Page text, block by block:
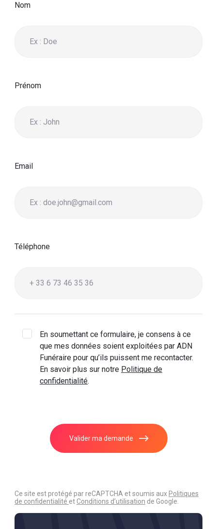
Nom
Prénom
Email
Téléphone
En soumettant ce formulaire, je consens à ce
que mes données soient exploitées par ADN
Funéraire pour qu’ils puissent me recontacter.
En savoir plus sur notre Politique de
confidentialité.
Valider ma demande
Ce site est protégé par reCAPTCHA et soumis aux Politiques
de confidentialité etConditions d’utilisation de Google.